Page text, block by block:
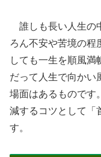
誰しも長い人生の
ろん不安や苦境の程
しても一生を順風満
だって人生で向かい
場面はあるものです
減するコツとして「
す。